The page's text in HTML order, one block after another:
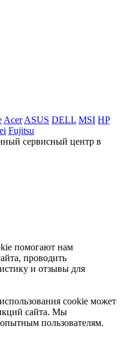
Acer ASUS DELL MSI HP
Fujitsu
сервисный центр в
помогают нам
проводить
и отзывы для
cookie может
сайта. Мы
пользователям.